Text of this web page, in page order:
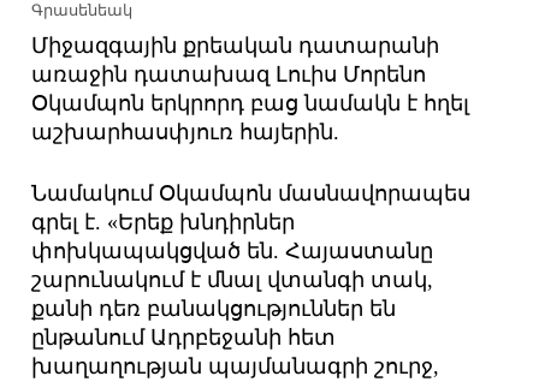
Գրասենեակ
Միջազգային քրեական դատարանի
առաջին դատախազ Լուիս Մորենո
Օկամպոն երկրորդ բաց նամակն է հղել
աշխարհասփյուռ հայերին.
Նամակում Օկամպոն մասնավորապես
գրել է. «Երեք խնդիրներ
փոխկապակցված են. Հայաստանը
շարունակում է մնալ վտանգի տակ,
քանի դեռ բանակցություններ են
ընթանում Ադրբեջանի հետ
խաղաղության պայմանագրի շուրջ,